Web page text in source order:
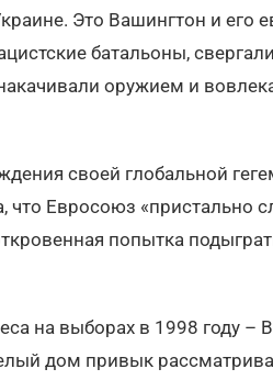
Это Вашингтон и его
батальоны,
оружием и
своей глобальной
Евросоюз «пристально
попытка
на выборах в 1998 году –
дом привык